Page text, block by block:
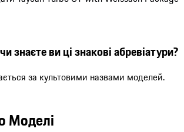
знаєте ви ці знакові абревіатури?
за культовими назвами моделей.
Моделі